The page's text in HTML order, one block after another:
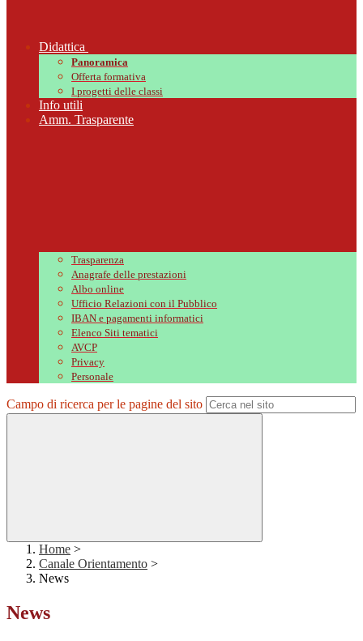
Didattica
Panoramica
Offerta formativa
I progetti delle classi
Info utili
Amm. Trasparente
Trasparenza
Anagrafe delle prestazioni
Albo online
Ufficio Relazioni con il Pubblico
IBAN e pagamenti informatici
Elenco Siti tematici
AVCP
Privacy
Personale
Campo di ricerca per le pagine del sito
Home >
Canale Orientamento >
News
News